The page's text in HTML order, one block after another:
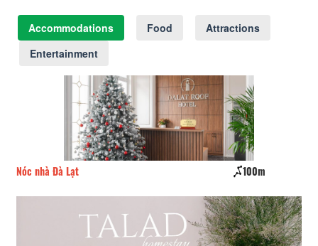
Accommodations Food
Attractions
Entertainment
Nóc nhà Đà Lạt 100m